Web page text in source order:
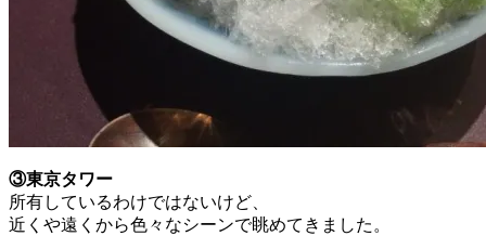
③東京タワー
所有しているわけではないけど、
近くや遠くから色々なシーンで眺めてきました。